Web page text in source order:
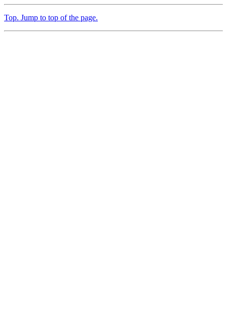
Top. Jump to top of the page.